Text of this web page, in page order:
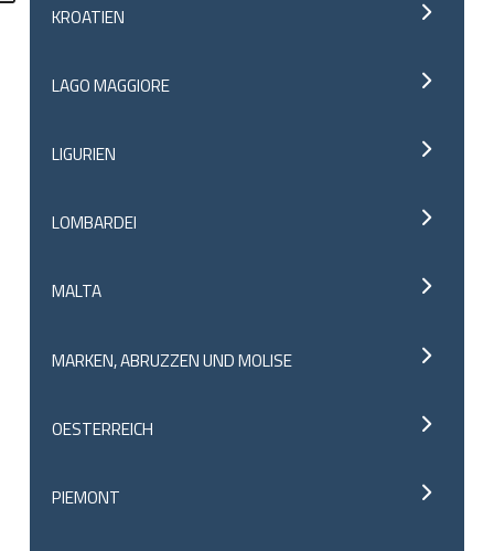
KROATIEN
LAGO MAGGIORE
LIGURIEN
LOMBARDEI
MALTA
MARKEN, ABRUZZEN UND MOLISE
OESTERREICH
PIEMONT